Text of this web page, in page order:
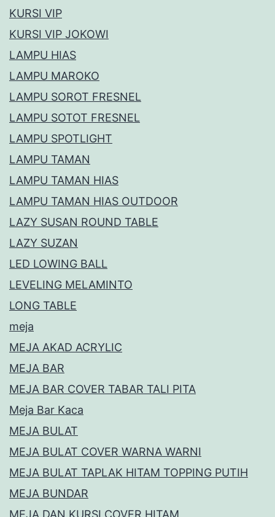
KURSI VIP
KURSI VIP JOKOWI
LAMPU HIAS
LAMPU MAROKO
LAMPU SOROT FRESNEL
LAMPU SOTOT FRESNEL
LAMPU SPOTLIGHT
LAMPU TAMAN
LAMPU TAMAN HIAS
LAMPU TAMAN HIAS OUTDOOR
LAZY SUSAN ROUND TABLE
LAZY SUZAN
LED LOWING BALL
LEVELING MELAMINTO
LONG TABLE
meja
MEJA AKAD ACRYLIC
MEJA BAR
MEJA BAR COVER TABAR TALI PITA
Meja Bar Kaca
MEJA BULAT
MEJA BULAT COVER WARNA WARNI
MEJA BULAT TAPLAK HITAM TOPPING PUTIH
MEJA BUNDAR
MEJA DAN KURSI COVER HITAM